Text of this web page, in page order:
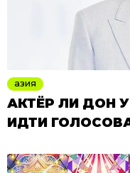
азия
АКТЁР ЛИ ДОН
ИДТИ